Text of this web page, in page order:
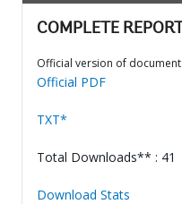
COMPLETE REPORT
Official version of
Official PDF
TXT*
Total Downloads** : 41
Download Stats